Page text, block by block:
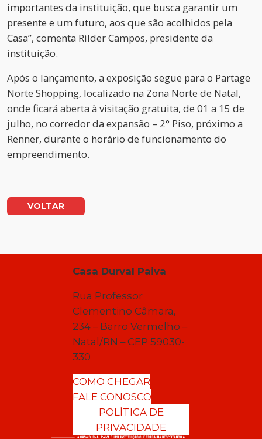
importantes da instituição, que busca garantir um
presente e um futuro, aos que são acolhidos pela
Casa”, comenta Rilder Campos, presidente da
instituição.
Após o lançamento, a exposição segue para o Partage
Norte Shopping, localizado na Zona Norte de Natal,
onde ficará aberta à visitação gratuita, de 01 a 15 de
julho, no corredor da expansão – 2° Piso, próximo a
Renner, durante o horário de funcionamento do
empreendimento.
VOLTAR
Casa Durval Paiva
Rua Professor
Clementino Câmara,
234 – Barro Vermelho –
Natal/RN – CEP 59030-
330
COMO CHEGAR
FALE CONOSCO
POLÍTICA DE
PRIVACIDADE